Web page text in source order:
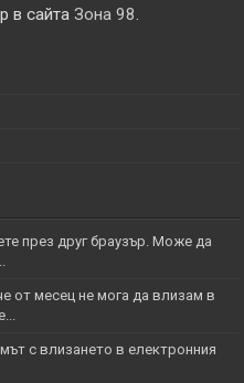
в сайтаЗона 98.
през друг браузър. Може да
от месец не мога да влизам в
с влизането в електронния